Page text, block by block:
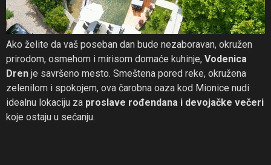
Ako želite da vaš poseban dan bude nezaboravan, okružen
prirodom, osmehom i mirisom domaće kuhinje, Vodenica
Dren je savršeno mesto. Smeštena pored reke, okružena
zelenilom i spokojem, ova čarobna oaza kod Mionice nudi
idealnu lokaciju za proslave rođendana i devojačke večeri
koje ostaju u sećanju.